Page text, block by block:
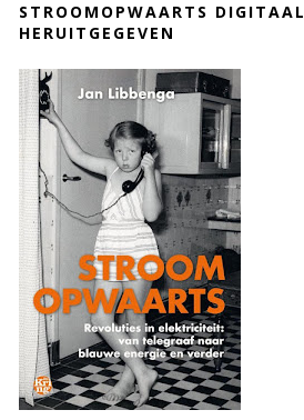
STROOMOPWAARTS DIGITAAL
HERUITGEGEVEN